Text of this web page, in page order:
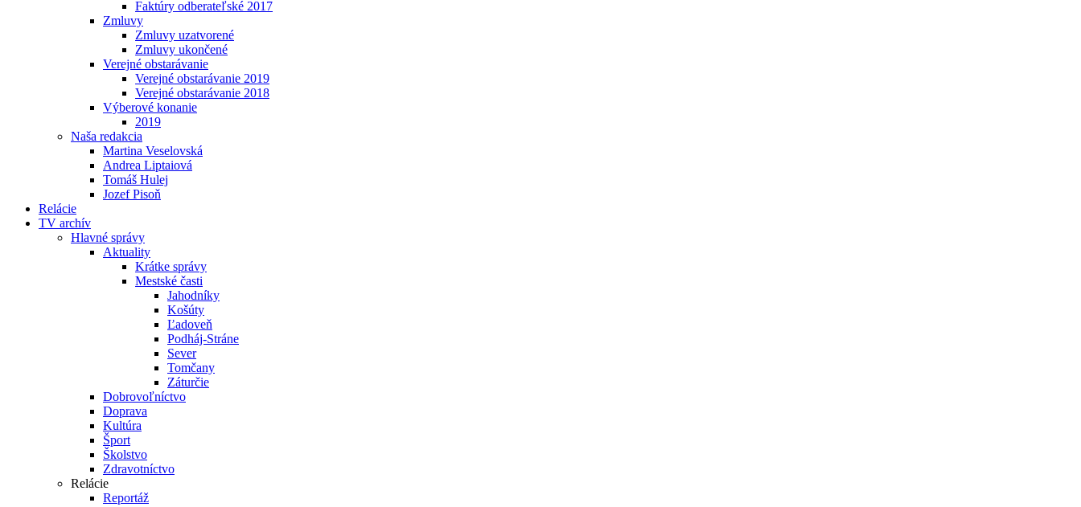
Faktúry odberateľské 2017
Zmluvy
Zmluvy uzatvorené
Zmluvy ukončené
Verejné obstarávanie
Verejné obstarávanie 2019
Verejné obstarávanie 2018
Výberové konanie
2019
Naša redakcia
Martina Veselovská
Andrea Liptaiová
Tomáš Hulej
Jozef Pisoň
Relácie
TV archív
Hlavné správy
Aktuality
Krátke správy
Mestské časti
Jahodníky
Košúty
Ľadoveň
Podháj-Stráne
Sever
Tomčany
Záturčie
Dobrovoľníctvo
Doprava
Kultúra
Šport
Školstvo
Zdravotníctvo
Relácie
Reportáž